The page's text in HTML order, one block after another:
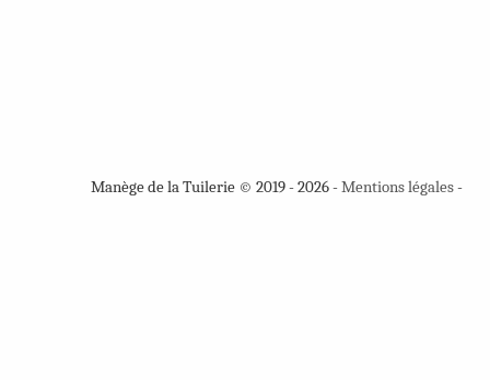
Manège de la Tuilerie © 2019 - 2026 -Mentions légales-